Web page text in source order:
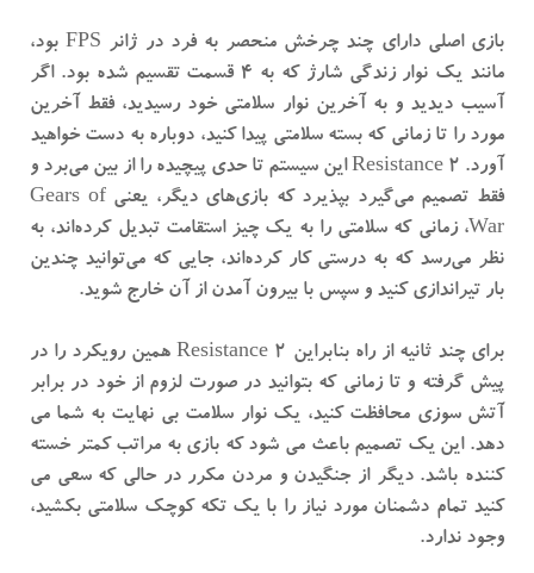
بازی اصلی دارای چند چرخش منحصر به فرد در ژانر FPS بود،
مانند یک نوار زندگی شارژ که به 4 قسمت تقسیم شده بود. اگر
آسیب دیدید و به آخرین نوار سلامتی خود رسیدید، فقط آخرین
مورد را تا زمانی که بسته سلامتی پیدا کنید، دوباره به دست خواهید
آورد. Resistance 2 این سیستم تا حدی پیچیده را از بین می‌برد و
فقط تصمیم می‌گیرد بپذیرد که بازی‌های دیگر، یعنی Gears of
War، زمانی که سلامتی را به یک چیز استقامت تبدیل کرده‌اند، به
نظر می‌رسد که به درستی کار کرده‌اند، جایی که می‌توانید چندین
بار تیراندازی کنید و سپس با بیرون آمدن از آن خارج شوید.
برای چند ثانیه از راه بنابراین Resistance 2 همین رویکرد را در
پیش گرفته و تا زمانی که بتوانید در صورت لزوم از خود در برابر
آتش سوزی محافظت کنید، یک نوار سلامت بی نهایت به شما می
دهد. این یک تصمیم باعث می شود که بازی به مراتب کمتر خسته
کننده باشد. دیگر از جنگیدن و مردن مکرر در حالی که سعی می
کنید تمام دشمنان مورد نیاز را با یک تکه کوچک سلامتی بکشید،
وجود ندارد.